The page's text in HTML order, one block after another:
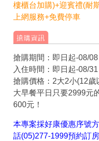
樓櫃台加購)+迎賓禮(耐
上網服務+免費停車
搶購期間：即日起-08/08
入住時間：即日起-08/31
搶購價格：2大2小(12歲
大早餐平日只要2999元
600元！
本專案採好康優惠序號
話(05)277-1999預約訂